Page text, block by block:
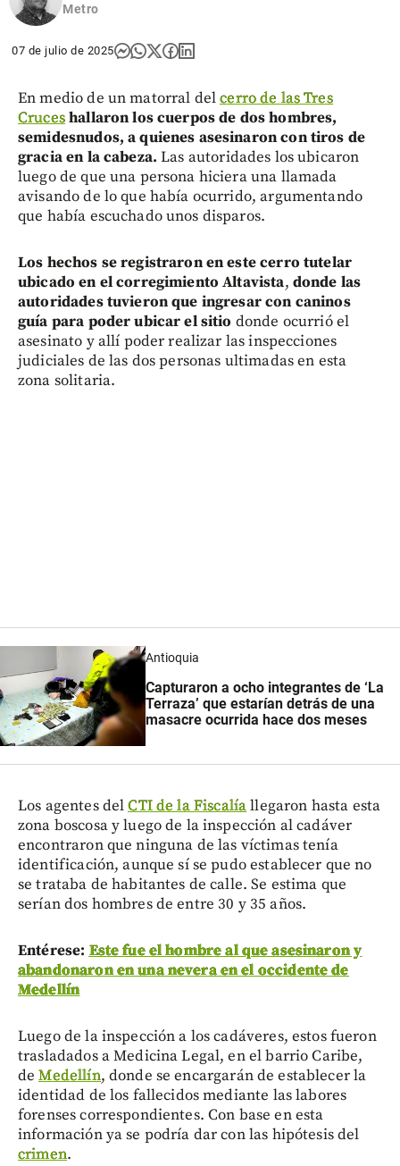
Metro
07 de julio de 2025
En medio de un matorral delcerro de las Tres
Cruceshallaron los cuerpos de dos hombres,
semidesnudos, a quienes asesinaron con tiros de
gracia en la cabeza. Las autoridades los ubicaron
luego de que una persona hiciera una llamada
avisando de lo que había ocurrido, argumentando
que había escuchado unos disparos.
Los hechos se registraron en este cerro tutelar
ubicado en el corregimiento Altavista, donde las
autoridades tuvieron que ingresar con caninos
guía para poder ubicar el sitio donde ocurrió el
asesinato y allí poder realizar las inspecciones
judiciales de las dos personas ultimadas en esta
zona solitaria.
Antioquia
Capturaron a ocho integrantes de ‘La
Terraza’ que estarían detrás de una
masacre ocurrida hace dos meses
Los agentes delCTI de la Fiscalíallegaron hasta esta
zona boscosa y luego de la inspección al cadáver
encontraron que ninguna de las víctimas tenía
identificación, aunque sí se pudo establecer que no
se trataba de habitantes de calle. Se estima que
serían dos hombres de entre 30 y 35 años.
Entérese: Este fue el hombre al que asesinaron y
abandonaron en una nevera en el occidente de
Medellín
Luego de la inspección a los cadáveres, estos fueron
trasladados a Medicina Legal, en el barrio Caribe,
deMedellín, donde se encargarán de establecer la
identidad de los fallecidos mediante las labores
forenses correspondientes. Con base en esta
información ya se podría dar con las hipótesis del
crimen.